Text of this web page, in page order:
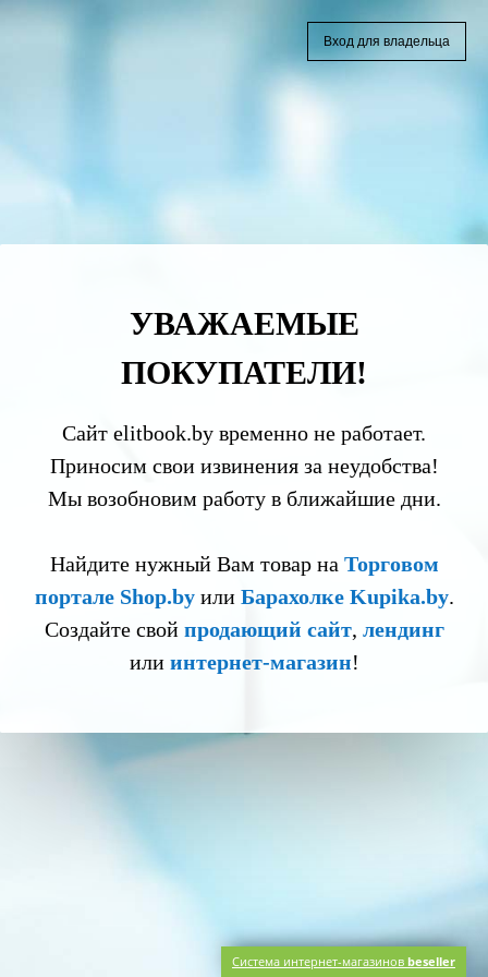
УВАЖАЕМЫЕ
ПОКУПАТЕЛИ!
Сайт elitbook.by временно не работает.
Приносим свои извинения за неудобства!
Мы возобновим работу в ближайшие дни.
Найдите нужный Вам товар на Торговом
портале Shop.byили Барахолке Kupika.by.
Создайте свой продающий сайт, лендинг
или интернет-магазин!
Вход для владельца
Система интернет-магазинов beseller